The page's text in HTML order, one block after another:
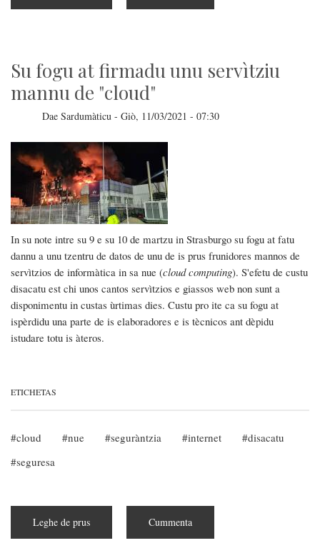
de
Su fogu at firmadu unu servìtziu
mannu de "cloud"
Dae Sardumàticu - Giò, 11/03/2021 - 07:30
In su note intre su 9 e su 10 de martzu in Strasburgo su fogu at fatu
dannu a unu tzentru de datos de unu de is prus frunidores mannos de
servìtzios de informàtica in sa nue (cloud computing). S'efetu de custu
disacatu est chi unos cantos servìtzios e giassos web non sunt a
disponimentu in custas ùrtimas dies. Custu pro ite ca su fogu at
ispèrdidu una parte de is elaboradores e is tècnicos ant dèpidu
istudare totu is àteros.
ETICHETAS
cloud nue seguràntzia internet
disacatu
seguresa
Leghe de prus
fogu
Cummenta